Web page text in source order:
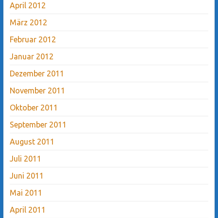
April 2012
März 2012
Februar 2012
Januar 2012
Dezember 2011
November 2011
Oktober 2011
September 2011
August 2011
Juli 2011
Juni 2011
Mai 2011
April 2011